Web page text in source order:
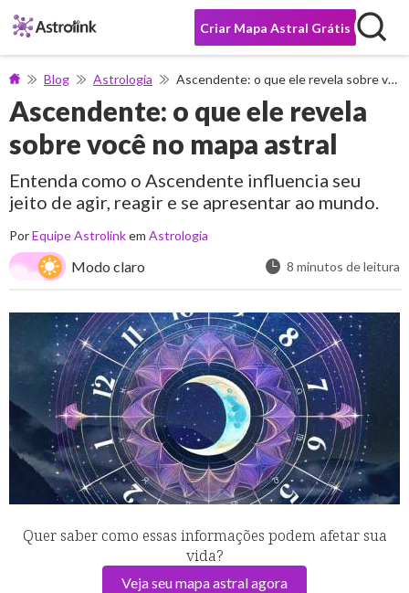
Criar Mapa Astral Grátis
Blog Astrologia Ascendente: o que ele revela sobre você no mapa astral
Ascendente: o que ele revela
sobre você no mapa astral
Entenda como o Ascendente influencia seu
jeito de agir, reagir e se apresentar ao mundo.
PorEquipe Astrolinkem Astrologia
Modo claro 8 minutos de leitura
Quer saber como essas informações podem afetar sua
vida?
Veja seu mapa astral agora